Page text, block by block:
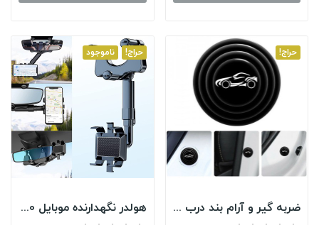
See Details
حراج!
ضربه گیر و آرام بند درب خودرو ۴ عددی
حراج! ناموجود
هولدر نگهدارنده موبایل 360 درجه ای آینه خودرو